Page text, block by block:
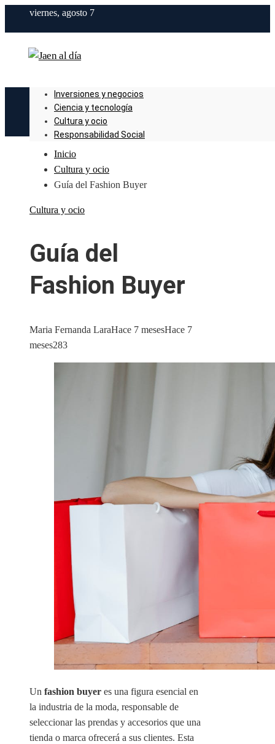
viernes, agosto 7
Inversiones y negocios
Ciencia y tecnología
Cultura y ocio
Responsabilidad Social
Inicio
Cultura y ocio
Guía del Fashion Buyer
Cultura y ocio
Guía del
Fashion Buyer
Maria Fernanda LaraHace 7 mesesHace 7
meses283
Un fashion buyer es una figura esencial en
la industria de la moda, responsable de
seleccionar las prendas y accesorios que una
tienda o marca ofrecerá a sus clientes. Esta